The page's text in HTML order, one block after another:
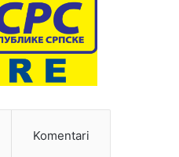
Komentari